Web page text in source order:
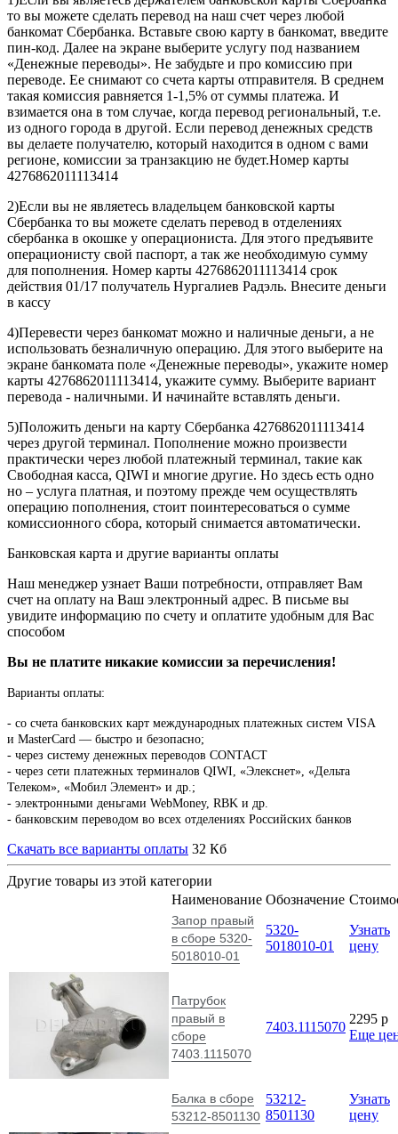
то вы можете сделать перевод на наш счет через любой
банкомат Сбербанка. Вставьте свою карту в банкомат, введите
пин-код. Далее на экране выберите услугу под названием
«Денежные переводы». Не забудьте и про комиссию при
переводе. Ее снимают со счета карты отправителя. В среднем
такая комиссия равняется 1-1,5% от суммы платежа. И
взимается она в том случае, когда перевод региональный, т.е.
из одного города в другой. Если перевод денежных средств
вы делаете получателю, который находится в одном с вами
регионе, комиссии за транзакцию не будет.Номер карты
4276862011113414
2)Если вы не являетесь владельцем банковской карты
Сбербанка то вы можете сделать перевод в отделениях
сбербанка в окошке у операциониста. Для этого предъявите
операционисту свой паспорт, а так же необходимую сумму
для пополнения. Номер карты 4276862011113414 срок
действия 01/17 получатель Нургалиев Радэль. Внесите деньги
в кассу
4)Перевести через банкомат можно и наличные деньги, а не
использовать безналичную операцию. Для этого выберите на
экране банкомата поле «Денежные переводы», укажите номер
карты 4276862011113414, укажите сумму. Выберите вариант
перевода - наличными. И начинайте вставлять деньги.
5)Положить деньги на карту Сбербанка 4276862011113414
через другой терминал. Пополнение можно произвести
практически через любой платежный терминал, такие как
Свободная касса, QIWI и многие другие. Но здесь есть одно
но – услуга платная, и поэтому прежде чем осуществлять
операцию пополнения, стоит поинтересоваться о сумме
комиссионного сбора, который снимается автоматически.
Банковская карта и другие варианты оплаты
Наш менеджер узнает Ваши потребности, отправляет Вам
счет на оплату на Ваш электронный адрес. В письме вы
увидите информацию по счету и оплатите удобным для Вас
способом
Вы не платите никакие комиссии за перечисления!
Варианты оплаты:
- со счета банковских карт международных платежных систем VISA
и MasterCard — быстро и безопасно;
- через систему денежных переводов CONTACT
- через сети платежных терминалов QIWI, «Элекснет», «Дельта
Телеком», «Мобил Элемент» и др.;
- электронными деньгами WebMoney, RBK и др.
- банковским переводом во всех отделениях Российских банков
Скачать все варианты оплаты 32 Кб
Другие товары из этой категории
Наименование Обозначение
Запор правый
в сборе 5320-
5018010-01
5320-
5018010-01
Узнать
цену
Патрубок
правый в
сборе
7403.1115070
7403.1115070
2295 p
Еще
Балка в сборе
53212-8501130
53212-
8501130
Узнать
цену